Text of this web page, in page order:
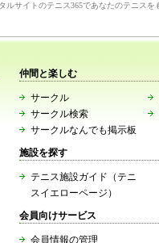
サイトのテニス365であなたのテニスを
仲間と楽しむ
サークル
サークル検索
サークルなんでも掲示板
施設を探す
テニス施設ガイド（テニ
スイエローページ）
会員向けサービス
会員情報の管理